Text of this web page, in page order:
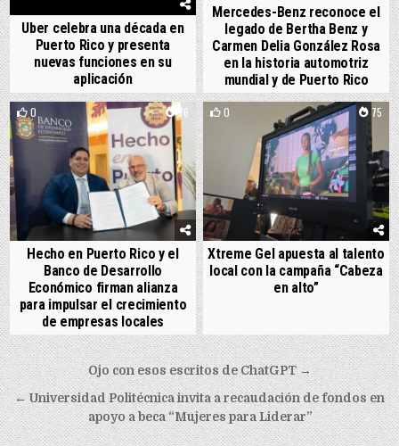
Uber celebra una década en
Puerto Rico y presenta
nuevas funciones en su
aplicación
Mercedes-Benz reconoce el
legado de Bertha Benz y
Carmen Delia González Rosa
en la historia automotriz
mundial y de Puerto Rico
0 76
Hecho en Puerto Rico y el
Banco de Desarrollo
Económico firman alianza
para impulsar el crecimiento
de empresas locales
0 75
Xtreme Gel apuesta al talento
local con la campaña “Cabeza
en alto”
Post navigation
Ojo con esos escritos de ChatGPT →
← Universidad Politécnica invita a recaudación de fondos en
apoyo a beca “Mujeres para Liderar”